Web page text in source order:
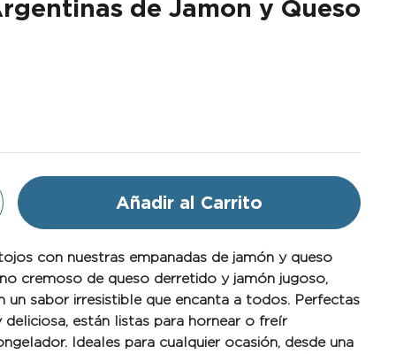
de Jamon y Queso
Añadir al Carrito
con nuestras empanadas de jamón y queso
cremoso de queso derretido y jamón jugoso,
un sabor irresistible que encanta a todos. Perfectas
deliciosa, están listas para hornear o freír
Ideales para cualquier ocasión, desde una